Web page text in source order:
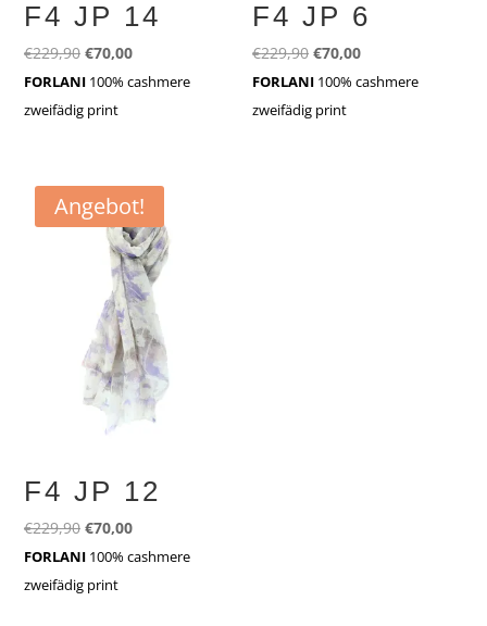
F4 JP 14
€229,90 Ursprünglicher
Preis
war:
€70,00Aktueller
Preis
FORLANI 100% cashmere
zweifädig print
F4 JP 6
€229,90 Ursprünglicher
Preis
war:
€70,00Aktueller
Preis
FORLANI 100% cashmere
zweifädig print
Angebot!
F4 JP 12
€229,90 Ursprünglicher
Preis
war:
€70,00Aktueller
Preis
FORLANI 100% cashmere
zweifädig print